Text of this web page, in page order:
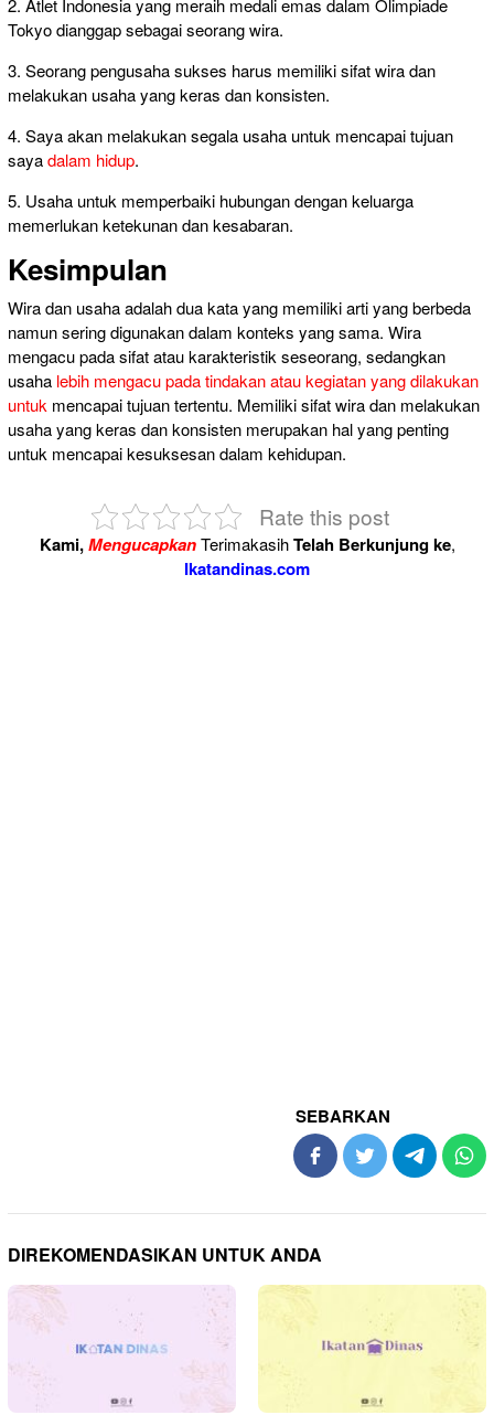
Tokyo dianggap sebagai seorang wira.
3. Seorang pengusaha sukses harus memiliki sifat wira dan
melakukan usaha yang keras dan konsisten.
4. Saya akan melakukan segala usaha untuk mencapai tujuan
sayadalam hidup.
5. Usaha untuk memperbaiki hubungan dengan keluarga
memerlukan ketekunan dan kesabaran.
Kesimpulan
Wira dan usaha adalah dua kata yang memiliki arti yang berbeda
namun sering digunakan dalam konteks yang sama. Wira
mengacu pada sifat atau karakteristik seseorang, sedangkan
usaha lebih mengacu pada tindakan atau kegiatan yang dilakukan
untuk mencapai tujuan tertentu. Memiliki sifat wira dan melakukan
usaha yang keras dan konsisten merupakan hal yang penting
untuk mencapai kesuksesan dalam kehidupan.
Rate this post
Kami,MengucapkanTerimakasihTelah Berkunjung ke,
Ikatandinas.com
SEBARKAN
DIREKOMENDASIKAN UNTUK ANDA